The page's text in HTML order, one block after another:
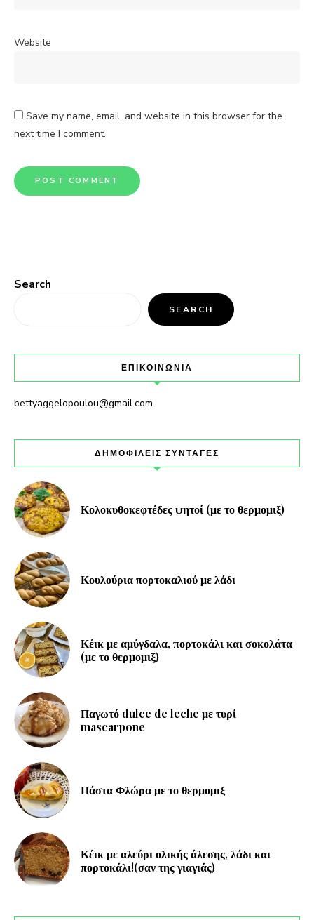
Website
Save my name, email, and website in this browser for the
next time I comment.
Search
SEARCH
ΕΠΙΚΟΙΝΩΝΙΑ
bettyaggelopoulou@gmail.com
ΔΗΜΟΦΙΛΕΙΣ ΣΥΝΤΑΓΕΣ
Κολοκυθοκεφτέδες ψητοί (με το θερμομιξ)
Κουλούρια πορτοκαλιού με λάδι
Κέικ με αμύγδαλα, πορτοκάλι και σοκολάτα
(με το θερμομιξ)
Παγωτό dulce de leche με τυρί
mascarpone
Πάστα Φλώρα με το θερμομιξ
Κέικ με αλεύρι ολικής άλεσης, λάδι και
πορτοκάλι!(σαν της γιαγιάς)